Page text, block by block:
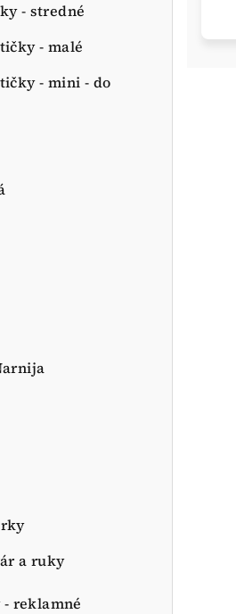
- stredné
- malé
- mini - do
a ruky
reklamné